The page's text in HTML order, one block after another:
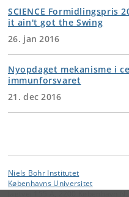
SCIENCE Formidlingspris
it ain't got the Swing
26. jan 2016
Nyopdaget mekanisme i
immunforsvaret
21. dec 2016
Niels Bohr Institutet
Københavns Universitet